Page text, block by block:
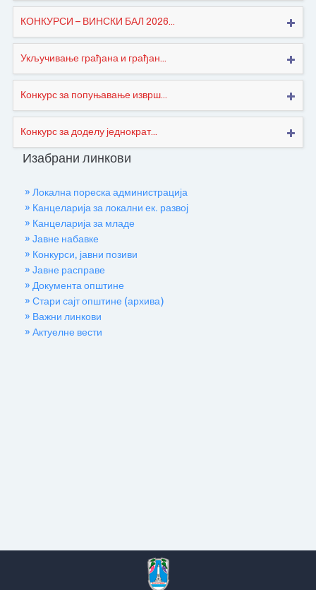
КОНКУРСИ – ВИНСКИ БАЛ 2026...
Укључивање грађана и грађан...
Конкурс за попуњавање изврш...
Конкурс за доделу једнократ...
Изабрани линкови
» Локална пореска администрација
» Канцеларија за локални ек. развој
» Канцеларија за младе
» Јавне набавке
» Конкурси, јавни позиви
» Јавне расправе
» Документа општине
» Стари сајт општине (архива)
» Важни линкови
» Актуелне вести